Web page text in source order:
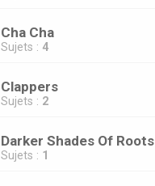
Cha Cha
Sujets : 4
Clappers
Sujets : 2
Darker Shades Of Roots
Sujets : 1